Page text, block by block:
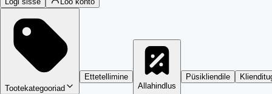
Tootekategooriad
Ettetellimine
Allahindlus
Püsikliendile